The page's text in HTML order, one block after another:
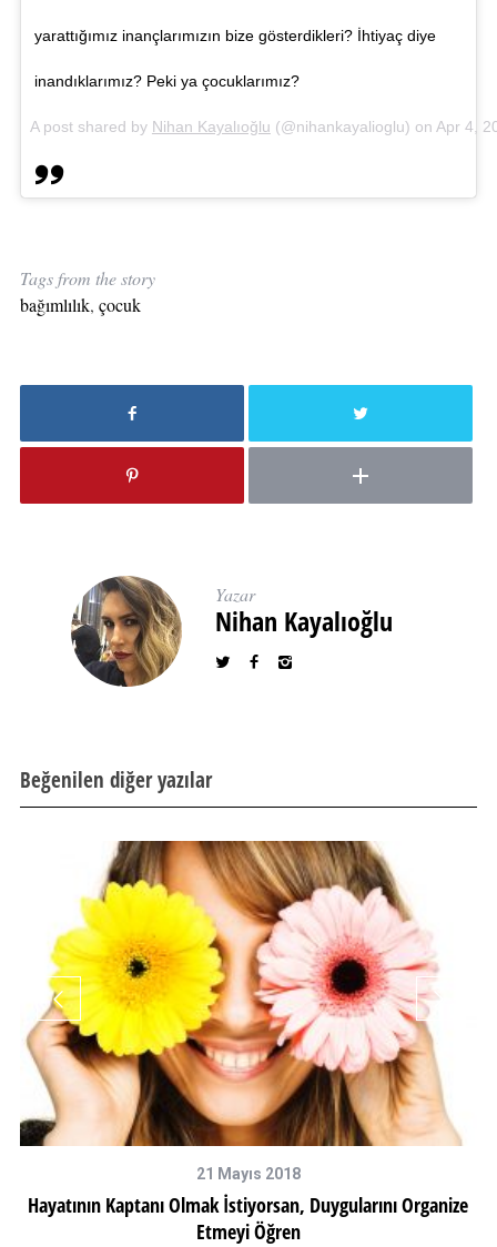
yarattığımız inançlarımızın bize gösterdikleri? İhtiyaç diye
inandıklarımız? Peki ya çocuklarımız?
A post shared by Nihan Kayalıoğlu (@nihankayalioglu) on Apr 4,
Tags from the story
bağımlılık, çocuk
Yazar
Nihan Kayalıoğlu
Beğenilen diğer yazılar
21 Mayıs 2018
Hayatının Kaptanı Olmak İstiyorsan, Duygularını Organize
Etmeyi Öğren